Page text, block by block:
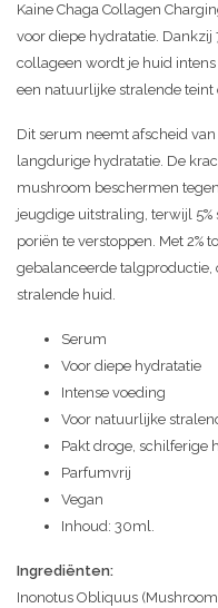
Kaine Chaga Collagen
voor diepe hydratatie.
collageen wordt je huid
een natuurlijke stralende teint
Dit serum neemt afscheid
langdurige hydratatie. De
mushroom beschermen
jeugdige uitstraling, terwijl
poriën te verstoppen. Met 2%
gebalanceerde talgproductie,
stralende huid.
Serum
Voor diepe hydratatie
Intense voeding
Voor natuurlijke
Pakt droge, schilferige
Parfumvrij
Vegan
Inhoud: 30ml.
Ingrediënten:
Inonotus Obliquus